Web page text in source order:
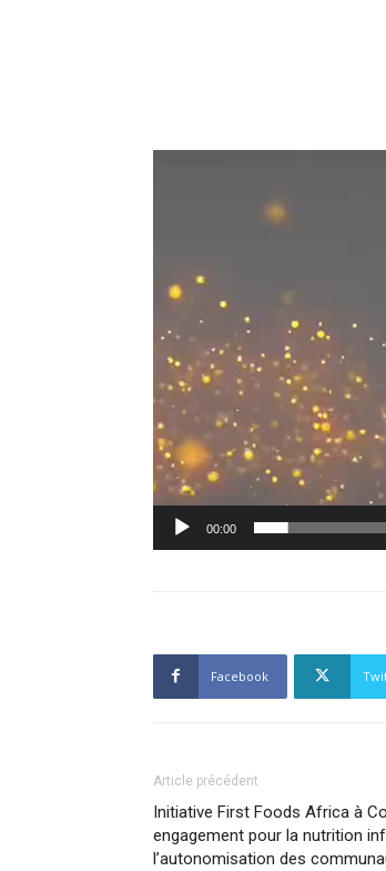
00:00
Facebook
Article précédent
Initiative First Foods Africa à
engagement pour la nutrition
l’autonomisation des